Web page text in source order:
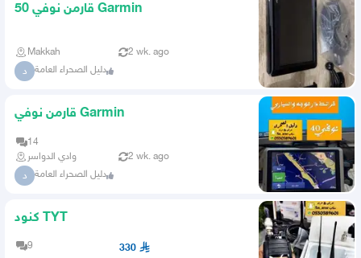
قارمن نوفي 50 Garmin
Makkah 2 wk. ago
د دليل الصحراء العامة
قارمن نوفي Garmin
14
وادي الدواسر
2 wk. ago
د دليل الصحراء العامة
كنود TYT
9 330